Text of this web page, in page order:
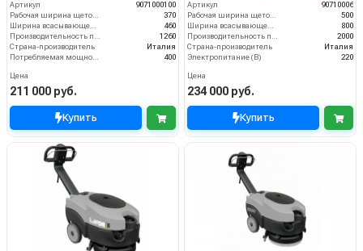
Артикул
9071000100
Рабочая ширина щеток (мм)
370
Ширина всасывающей балки (мм)
460
Производительность по площади (м2/ч)
1260
Страна-производитель
Италия
Потребляемая мощность (Вт)
400
Цена
211 000 руб.
Купить
Артикул
90710006
Рабочая ширина щеток (мм)
500
Ширина всасывающей балки (мм)
800
Производительность по площади (м2/ч)
2000
Страна-производитель
Италия
Электропитание (В)
220
Цена
234 000 руб.
Купить